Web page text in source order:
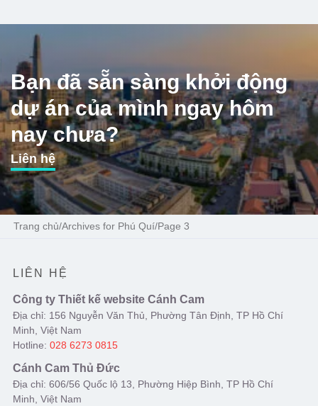
Bạn đã sẵn sàng khởi động
dự án của mình ngay hôm
nay chưa?
Liên hệ
Trang chủ/Archives for Phú Quí/Page 3
LIÊN HỆ
Công ty Thiết kế website Cánh Cam
Địa chỉ: 156 Nguyễn Văn Thủ, Phường Tân Định, TP Hồ Chí
Minh, Việt Nam
Hotline: 028 6273 0815
Cánh Cam Thủ Đức
Địa chỉ: 606/56 Quốc lộ 13, Phường Hiệp Bình, TP Hồ Chí
Minh, Việt Nam